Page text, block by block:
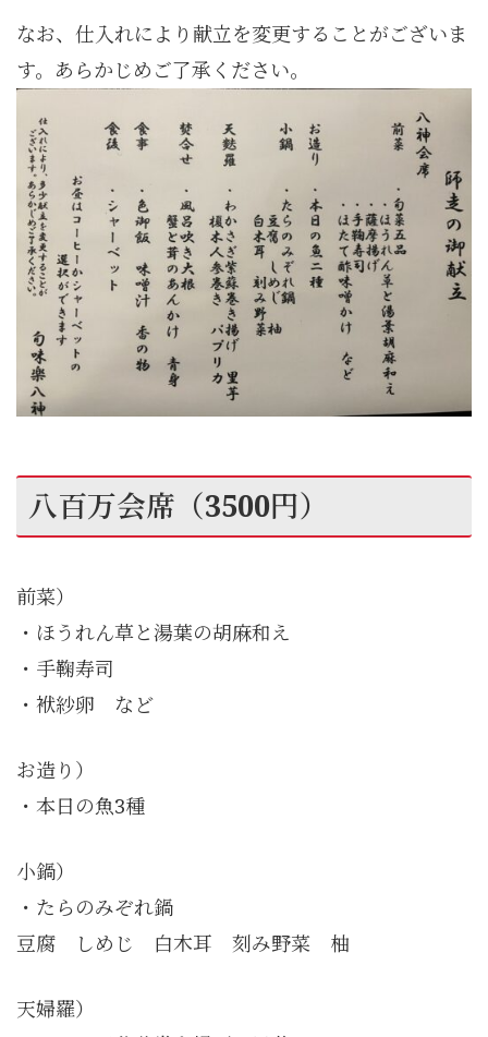
なお、仕入れにより献立を変更することがございま
す。あらかじめご了承ください。
八百万会席（3500円）
前菜）
・ほうれん草と湯葉の胡麻和え
・手鞠寿司
・袱紗卵 など
お造り）
・本日の魚3種
小鍋）
・たらのみぞれ鍋
豆腐 しめじ 白木耳 刻み野菜 柚
天婦羅）